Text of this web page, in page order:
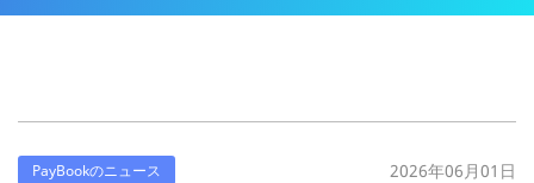
PayBookのニュース 2026年06月01日